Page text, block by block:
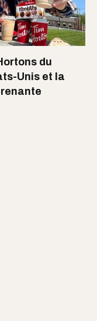
du
Unis et la